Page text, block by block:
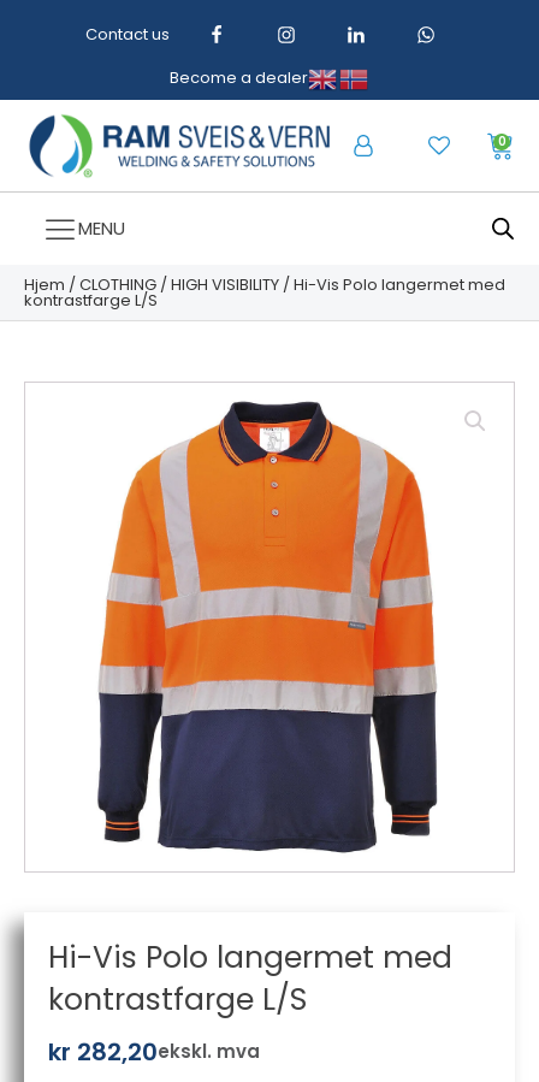
Contact us
Become a dealer
0
MENU
Hjem /CLOTHING /HIGH VISIBILITY / Hi-Vis Polo langermet med
kontrastfarge L/S
Hi-Vis Polo langermet med
kontrastfarge L/S
kr 282,20ekskl. mva